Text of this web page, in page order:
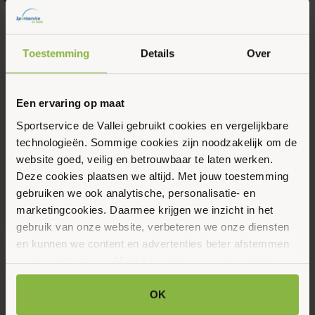
Toestemming Details Over
Een ervaring op maat
Sportservice de Vallei gebruikt cookies en vergelijkbare
technologieën. Sommige cookies zijn noodzakelijk om de
website goed, veilig en betrouwbaar te laten werken.
Deze cookies plaatsen we altijd. Met jouw toestemming
gebruiken we ook analytische, personalisatie- en
marketingcookies. Daarmee krijgen we inzicht in het
gebruik van onze website, verbeteren we onze diensten
en kunnen we content en advertenties beter afstemmen
op jouw interesses. Hierbij kunnen gegevens worden
gedeeld met externe partners.
Klik op ‘OK’ om alle cookies te accepteren. Kies ‘Alleen
OK
0 min 9 september, 2025
Wandeluitdaging
Agenda
Evenementen
Er zijn geen resultaten gevonden.